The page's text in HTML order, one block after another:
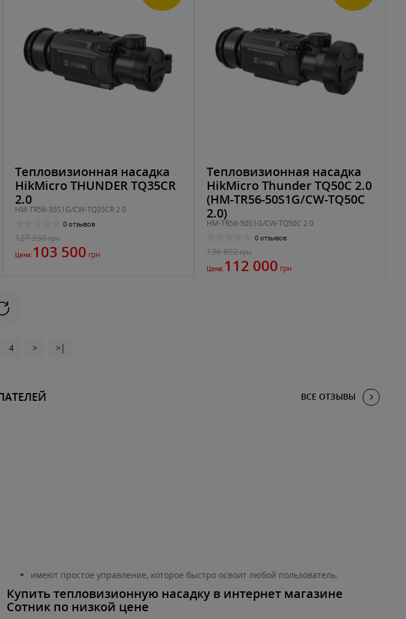
Тепловизионная насадка
HikMicro THUNDER TQ35CR
2.0
HM-TR56-35S1G/CW-TQ35CR 2.0
0 отзывов
127 330грн
Цена: 103 500 грн
Тепловизионная насадка
HikMicro Thunder TQ50C 2.0
(HM-TR56-50S1G/CW-TQ50C
2.0)
HM-TR56-50S1G/CW-TQ50C 2.0
0 отзывов
136 692грн
Цена: 112 000 грн
4 > >|
ВСЕ ОТЗЫВЫ
имеют простое управление, которое быстро освоит любой пользователь.
Купить тепловизионную насадку в интернет магазине
Сотник по низкой цене